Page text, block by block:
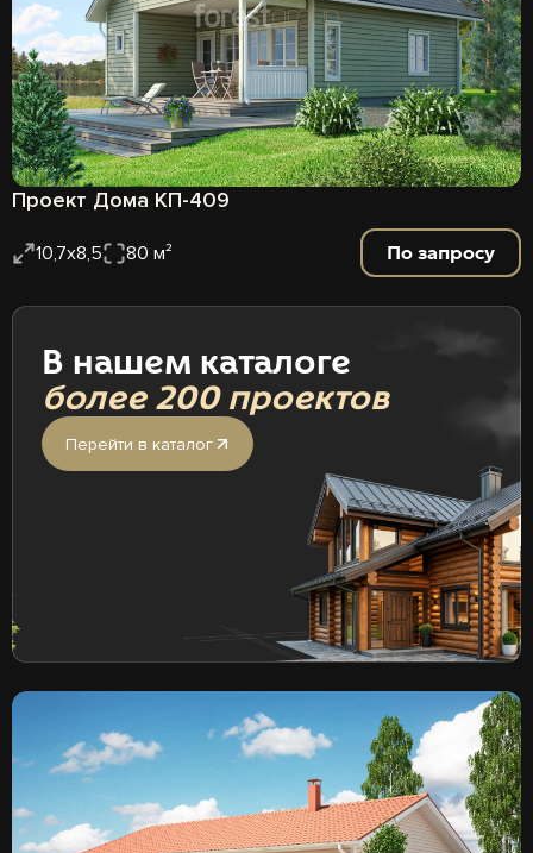
Проект Дома КП-409
10,7х8,5 80 м² По запросу
В нашем каталоге
более 200 проектов
Перейти в каталог